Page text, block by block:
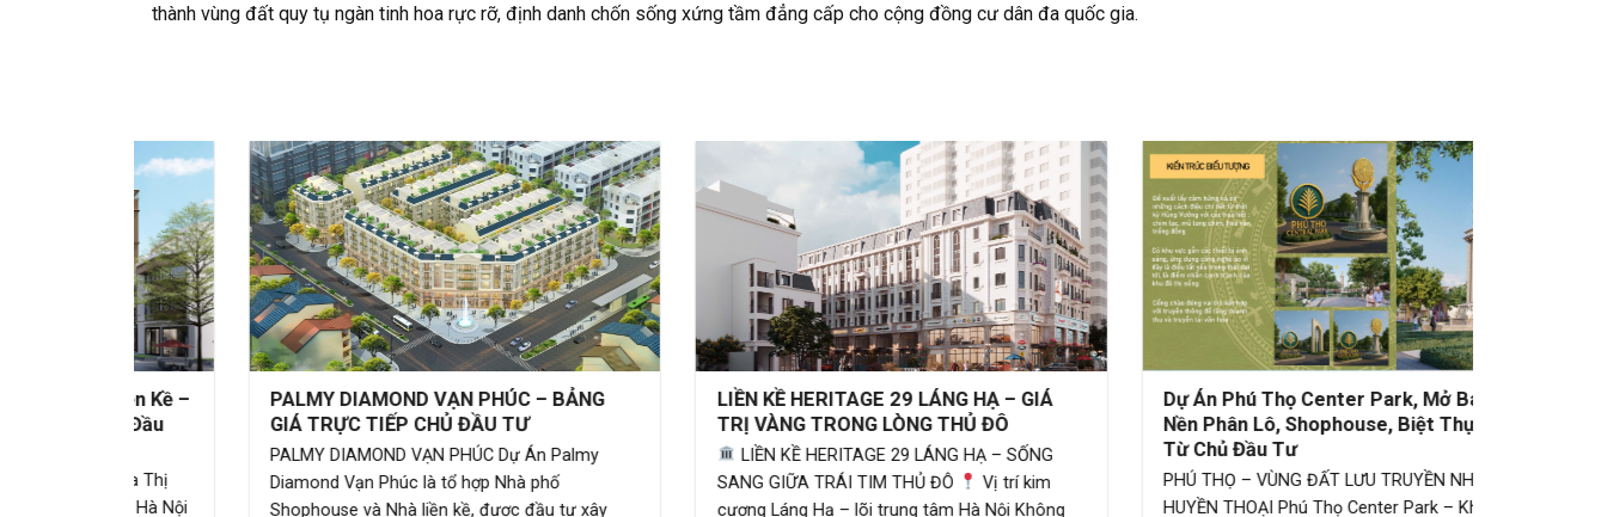
thành vùng đất quy tụ ngàn tinh hoa rực rỡ, định danh chốn sống xứng tầm đẳng cấp cho cộng đồng cư dân đa quốc gia.
PALMY DIAMOND VẠN PHÚC – BẢNG
GIÁ TRỰC TIẾP CHỦ ĐẦU TƯ
PALMY DIAMOND VẠN PHÚC Dự Án Palmy
Diamond Vạn Phúc là tổ hợp Nhà phố
Shophouse và Nhà liền kề, được đầu tư xây
LIỀN KỀ HERITAGE 29 LÁNG HẠ – GIÁ
TRỊ VÀNG TRONG LÒNG THỦ ĐÔ
LIỀN KỀ HERITAGE 29 LÁNG HẠ – SỐNG
SANG GIỮA TRÁI TIM THỦ ĐÔ
Vị trí kim
cương Láng Hạ – lõi trung tâm Hà Nội Không
Dự Án Phú Thọ Center Park, Mở Bán Đất
Nền Phân Lô, Shophouse, Biệt Thự, Giá
Từ Chủ Đầu Tư
PHÚ THỌ – VÙNG ĐẤT LƯU TRUYỀN NHỮNG
HUYỀN THOẠI Phú Thọ Center Park – Khu đô